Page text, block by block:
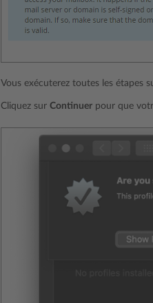
Vous exécuterez toutes les étapes
Cliquez sur Continuer pour que